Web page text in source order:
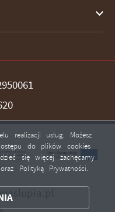
realizacji usług. Możesz
do plików cookies
się więcej zachęcamy
Polityką Prywatności.